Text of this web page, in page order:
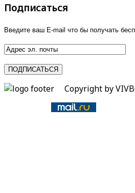
Подписаться
Введите ваш E-mail что бы получать
Copyright by